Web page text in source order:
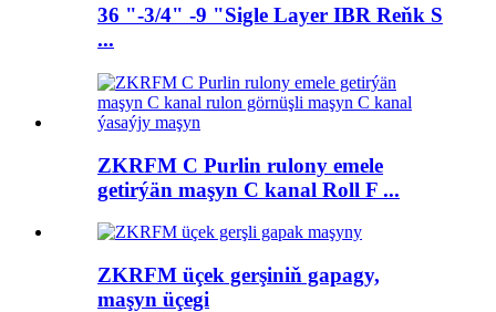
36 "-3/4" -9 "Sigle Layer IBR Reňk S
...
ZKRFM C Purlin rulony emele
getirýän maşyn C kanal Roll F ...
ZKRFM üçek gerşiniň gapagy,
maşyn üçegi